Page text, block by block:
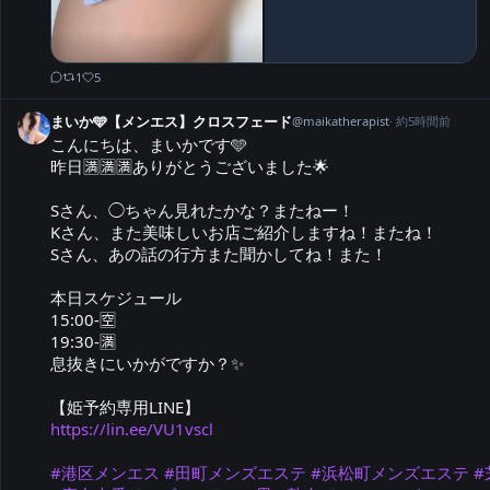
1 5
まいか🩵【メンエス】クロスフェード@maikatherapist· 約5時間前
こんにちは、まいかです🩵
昨日🈵🈵🈵ありがとうございました🌟
Sさん、◯ちゃん見れたかな？またねー！
Kさん、また美味しいお店ご紹介しますね！またね！
Sさん、あの話の行方また聞かしてね！また！
本日スケジュール
15:00-🈳
19:30-🈵
息抜きにいかがですか？✨
https://lin.ee/VU1vscl
#港区メンエス #田町メンズエステ #浜松町メンズエステ #